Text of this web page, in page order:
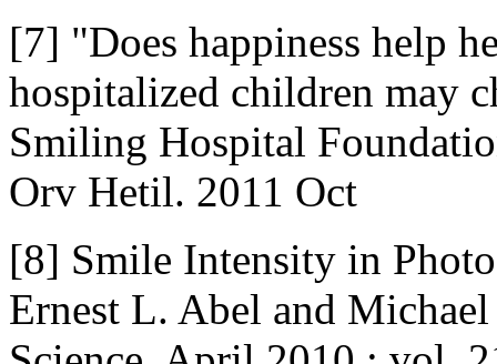
[7] "Does happiness help
hospitalized children may
Smiling Hospital
Orv Hetil. 2011 Oct
[8] Smile Intensity in
Ernest L. Abel and